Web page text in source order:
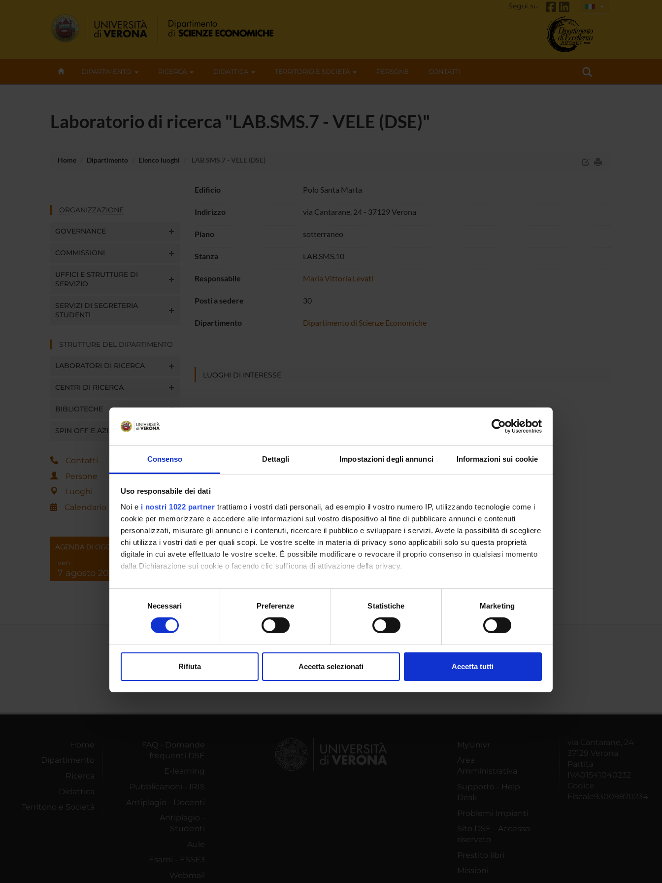
Consenso Dettagli Impostazioni degli annunci Informazioni sui cookie
Uso responsabile dei dati
Noi e i nostri 1022 partner trattiamo i vostri dati personali, ad esempio il vostro numero IP, utilizzando tecnologie come i
cookie per memorizzare e accedere alle informazioni sul vostro dispositivo al fine di pubblicare annunci e contenuti
personalizzati, misurare gli annunci e i contenuti, ricercare il pubblico e sviluppare i servizi. Avete la possibilità di scegliere
chi utilizza i vostri dati e per quali scopi. Le vostre scelte in materia di privacy sono applicabili solo su questa proprietà
digitale in cui avete effettuato le vostre scelte. È possibile modificare o revocare il proprio consenso in qualsiasi momento
dalla Dichiarazione sui cookie o facendo clic sull'icona di attivazione della privacy.
Con il tuo consenso, vorremmo anche:
raccogliere informazioni sulla tua posizione geografica, con un'approssimazione di qualche metro,
digitali).
modificare o ritirare il tuo consenso in qualsiasi momento dalla Dichiarazione sui cookie.
Necessari Preferenze Statistiche Marketing
Rifiuta Accetta selezionati Accetta tutti
Segui su
DIPARTIMENTO RICERCA DIDATTICA TERRITORIO E SOCIETÀ PERSONE CONTATTI
Laboratorio di ricerca "LAB.SMS.7 - VELE (DSE)"
Home Dipartimento Elenco luoghi LAB.SMS.7 - VELE (DSE)
ORGANIZZAZIONE
GOVERNANCE
COMMISSIONI
UFFICI E STRUTTURE DI
SERVIZIO
SERVIZI DI SEGRETERIA
STUDENTI
STRUTTURE DEL DIPARTIMENTO
LABORATORI DI RICERCA
CENTRI DI RICERCA
BIBLIOTECHE
SPIN OFF E AZIENDE
Contatti
Persone
Luoghi
Calendario
AGENDA DI OGGI
ven
7 agosto 2026
Edificio Polo Santa Marta
Indirizzo via Cantarane, 24 - 37129 Verona
Piano sotterraneo
Stanza LAB.SMS.10
Responsabile Maria Vittoria Levati
Posti a sedere 30
Dipartimento Dipartimento di Scienze Economiche
LUOGHI DI INTERESSE
Home
Dipartimento
Ricerca
Didattica
Territorio e Società
FAQ - Domande
frequenti DSE
E-learning
Pubblicazioni - IRIS
Antiplagio - Docenti
Antiplagio -
Studenti
Aule
Esami - ESSE3
Webmail
MyUnivr
Area
Amministrativa
Supporto - Help
Desk
Problemi Impianti
Sito DSE - Accesso
riservato
Prestito libri
Missioni
via Cantarane, 24
37129 Verona
Partita
IVA01541040232
Codice
Fiscale93009870234